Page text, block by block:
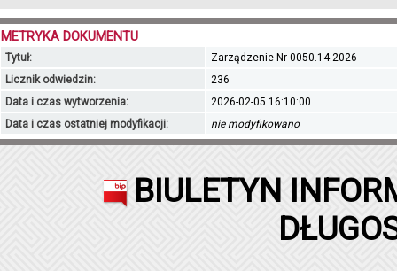
METRYKA DOKUMENTU
Tytuł:
Zarządzenie Nr 0050.14.2026
Licznik odwiedzin:
236
Data i czas wytworzenia:
2026-02-05 16:10:00
Data i czas ostatniej modyfikacji:
nie modyfikowano
BIULETYN